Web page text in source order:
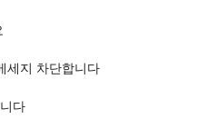
세지 차단합니다
다